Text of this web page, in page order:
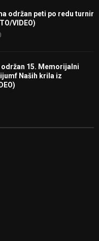
održan peti po redu turnir
VIDEO)
održan 15. Memorijalni
Naših krila iz